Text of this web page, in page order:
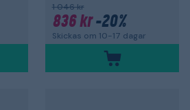
1 046 kr
836 kr-20%
Skickas om 10-17 dagar